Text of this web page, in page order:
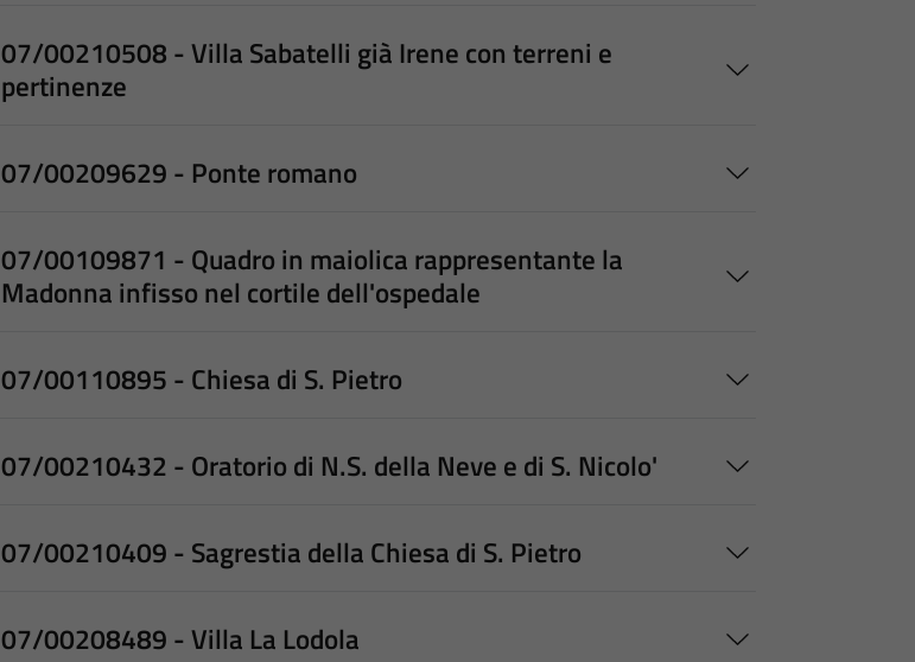
07/00210508 - Villa Sabatelli già Irene con terreni e
pertinenze
07/00209629 - Ponte romano
07/00109871 - Quadro in maiolica rappresentante la
Madonna infisso nel cortile dell'ospedale
07/00110895 - Chiesa di S. Pietro
07/00210432 - Oratorio di N.S. della Neve e di S. Nicolo'
07/00210409 - Sagrestia della Chiesa di S. Pietro
07/00208489 - Villa La Lodola